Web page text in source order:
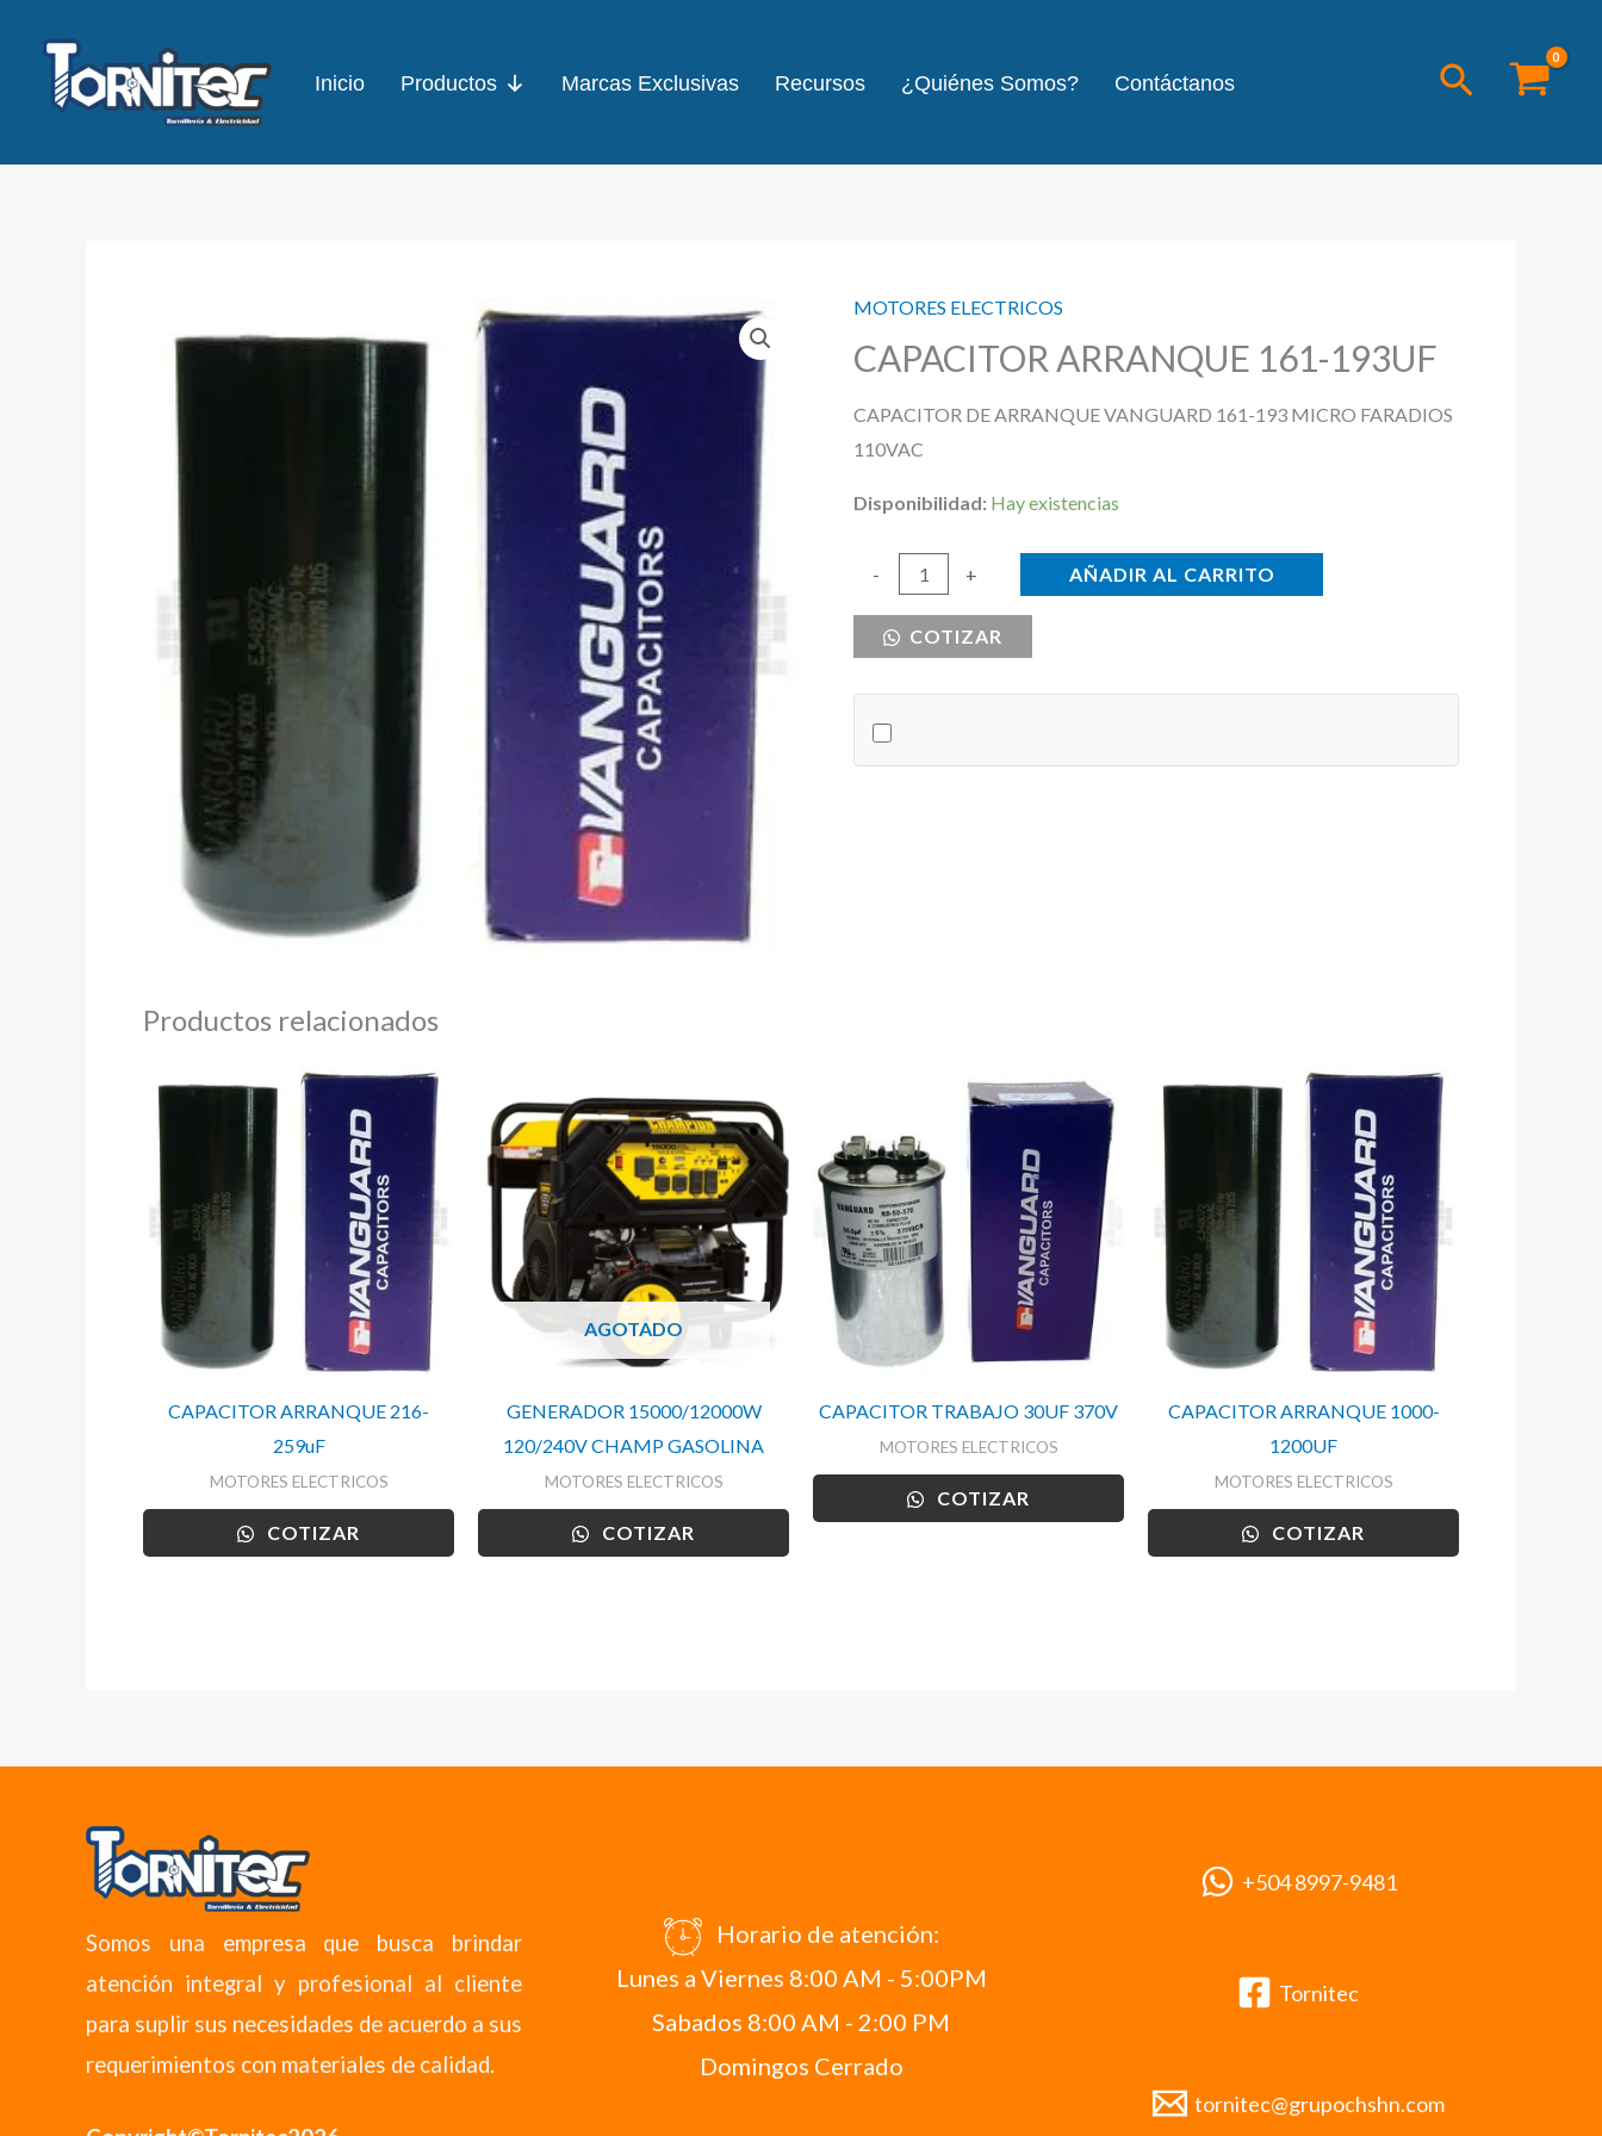
contenido
Inicio Productos Marcas Exclusivas Recursos ¿Quiénes Somos? Contáctanos Buscar
MOTORES ELECTRICOS
CAPACITOR ARRANQUE 161-193UF
CAPACITOR DE ARRANQUE VANGUARD 161-193 MICRO FARADIOS
110VAC
Disponibilidad: Hay existencias
-
CAPACITOR
161-
+ AÑADIR AL CARRITO
COTIZAR
Productos relacionados
CAPACITOR ARRANQUE 216-
259uF
MOTORES ELECTRICOS
COTIZAR
AGOTADO
GENERADOR 15000/12000W
120/240V CHAMP GASOLINA
MOTORES ELECTRICOS
COTIZAR
CAPACITOR TRABAJO 30UF 370V
MOTORES ELECTRICOS
COTIZAR
CAPACITOR ARRANQUE 1000-
1200UF
MOTORES ELECTRICOS
COTIZAR
Somos una empresa que busca brindar
atención integral y profesional al cliente
para suplir sus necesidades de acuerdo a sus
requerimientos con materiales de calidad.
Horario de atención:
Lunes a Viernes 8:00 AM - 5:00PM
Sabados 8:00 AM - 2:00 PM
Domingos Cerrado
+504 8997-9481
Tornitec
tornitec@grupochshn.com